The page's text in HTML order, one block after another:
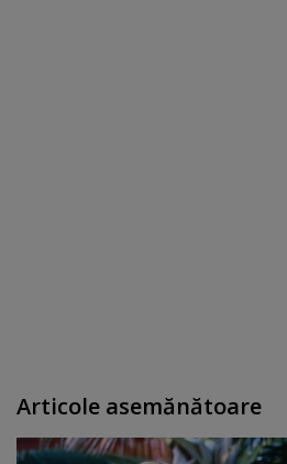
Articole asemănătoare